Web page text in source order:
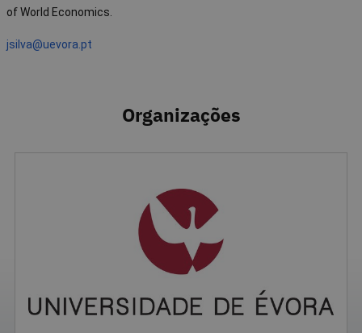
of World Economics.
jsilva@uevora.pt
Organizações